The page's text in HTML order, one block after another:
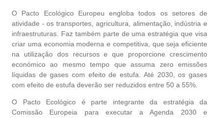
O Pacto Ecológico Europeu engloba todos os setores de
atividade - os transportes, agricultura, alimentação, indústria e
infraestruturas. Faz também parte de uma estratégia que visa
criar uma economia moderna e competitiva, que seja eficiente
na utilização dos recursos e que proporcione crescimento
económico ao mesmo tempo que assuma zero emissões
líquidas de gases com efeito de estufa. Até 2030, os gases
com efeito de estufa deverão ser reduzidos entre 50 a 55%.
O Pacto Ecológico é parte integrante da estratégia da
Comissão Europeia para executar a Agenda 2030 e